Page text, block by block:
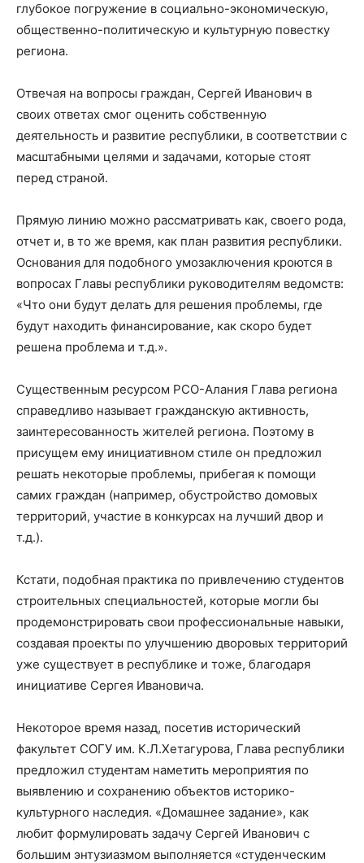
глубокое погружение в социально-экономическую,
общественно-политическую и культурную повестку
региона.
Отвечая на вопросы граждан, Сергей Иванович в
своих ответах смог оценить собственную
деятельность и развитие республики, в соответствии с
масштабными целями и задачами, которые стоят
перед страной.
Прямую линию можно рассматривать как, своего рода,
отчет и, в то же время, как план развития республики.
Основания для подобного умозаключения кроются в
вопросах Главы республики руководителям ведомств:
«Что они будут делать для решения проблемы, где
будут находить финансирование, как скоро будет
решена проблема и т.д.».
Существенным ресурсом РСО-Алания Глава региона
справедливо называет гражданскую активность,
заинтересованность жителей региона. Поэтому в
присущем ему инициативном стиле он предложил
решать некоторые проблемы, прибегая к помощи
самих граждан (например, обустройство домовых
территорий, участие в конкурсах на лучший двор и
т.д.).
Кстати, подобная практика по привлечению студентов
строительных специальностей, которые могли бы
продемонстрировать свои профессиональные навыки,
создавая проекты по улучшению дворовых территорий
уже существует в республике и тоже, благодаря
инициативе Сергея Ивановича.
Некоторое время назад, посетив исторический
факультет СОГУ им. К.Л.Хетагурова, Глава республики
предложил студентам наметить мероприятия по
выявлению и сохранению объектов историко-
культурного наследия. «Домашнее задание», как
любит формулировать задачу Сергей Иванович с
большим энтузиазмом выполняется «студенческим